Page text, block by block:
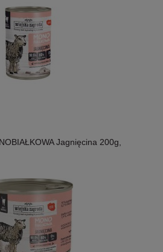
Jagnięcina 200g,